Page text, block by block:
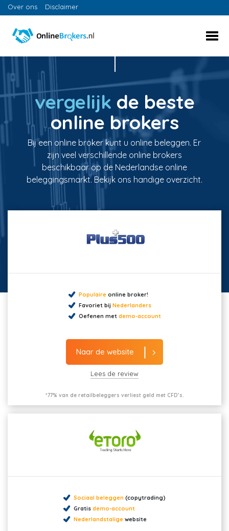
Over ons Disclaimer
vergelijk de beste
online brokers
Bij een online broker kunt u online beleggen. Er
zijn veel verschillende online brokers
beschikbaar op de Nederlandse online
beleggingsmarkt. Bekijk ons handige overzicht.
Populaireonline broker!
Favoriet bij Nederlanders
Oefenen met demo-account
Naar de website
Lees de review
*77% van de retailbeleggers verliest geld met CFD’s.
Sociaal beleggen (copytrading)
Gratis demo-account
Nederlandstalige website